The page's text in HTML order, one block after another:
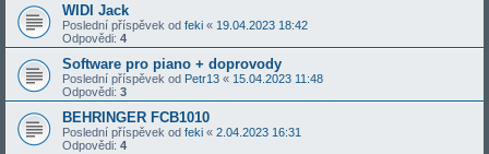
WIDI Jack
Poslední příspěvek od feki « 19.04.2023 18:42
Odpovědi: 4
Software pro piano + doprovody
Poslední příspěvek od Petr13 « 15.04.2023 11:48
Odpovědi: 3
BEHRINGER FCB1010
Poslední příspěvek od feki « 2.04.2023 16:31
Odpovědi: 4